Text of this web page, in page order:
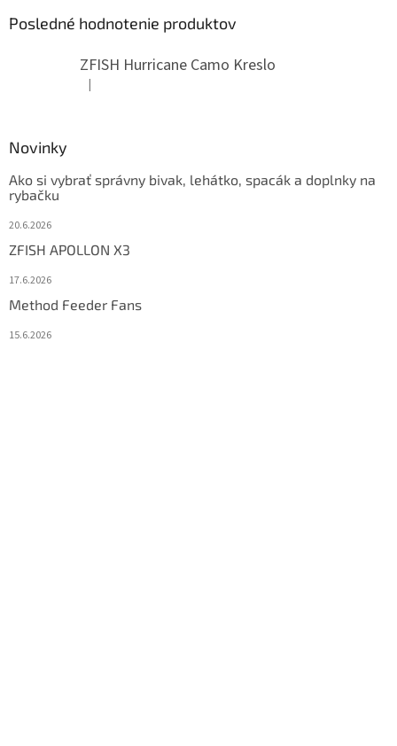
Posledné hodnotenie produktov
ZFISH Hurricane Camo Kreslo
Hodnotenie produktu je 5 z 5 hviezdičiek.
|
Novinky
Ako si vybrať správny bivak, lehátko, spacák a doplnky na
rybačku
20.6.2026
ZFISH APOLLON X3
17.6.2026
Method Feeder Fans
15.6.2026